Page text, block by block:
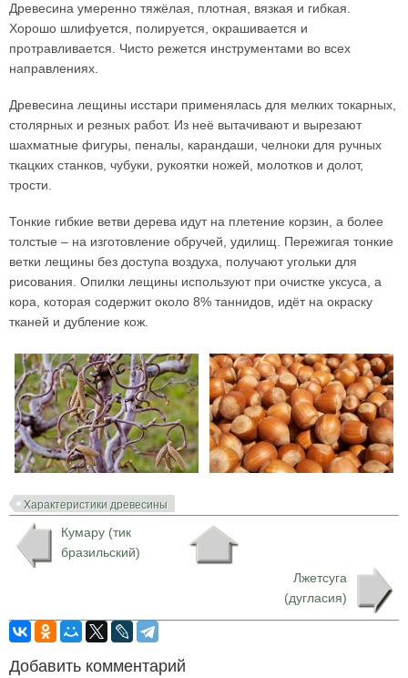
Древесина умеренно тяжёлая, плотная, вязкая и гибкая.
Хорошо шлифуется, полируется, окрашивается и
протравливается. Чисто режется инструментами во всех
направлениях.
Древесина лещины исстари применялась для мелких токарных,
столярных и резных работ. Из неё вытачивают и вырезают
шахматные фигуры, пеналы, карандаши, челноки для ручных
ткацких станков, чубуки, рукоятки ножей, молотков и долот,
трости.
Тонкие гибкие ветви дерева идут на плетение корзин, а более
толстые – на изготовление обручей, удилищ. Пережигая тонкие
ветки лещины без доступа воздуха, получают угольки для
рисования. Опилки лещины используют при очистке уксуса, а
кора, которая содержит около 8% таннидов, идёт на окраску
тканей и дубление кож.
Характеристики древесины
Кумару (тик
бразильский)
Лжетсуга
(дугласия)
Добавить комментарий